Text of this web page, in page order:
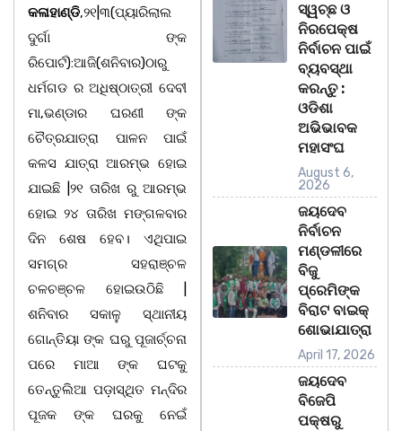
କଳାହାଣ୍ଡି,୨୧|୩(ପ୍ୟାରିଲାଲ
ଦୁର୍ଗା ଙ୍କ
ରିପୋର୍ଟ):ଆଜି(ଶନିବାର)ଠାରୁ
ଧର୍ମଗଡ ର ଅଧିଷ୍ଠାତ୍ରୀ ଦେବୀ
ମା,ଭଣ୍ଡାର ଘରଣୀ ଙ୍କ
ଚୈତ୍ରଯାତ୍ରା ପାଳନ ପାଇଁ
କଳସ ଯାତ୍ରା ଆରମ୍ଭ ହୋଇ
ଯାଇଛି |୨୧ ତାରିଖ ରୁ ଆରମ୍ଭ
ହୋଇ ୨୪ ତାରିଖ ମଙ୍ଗଳବାର
ଦିନ ଶେଷ ହେବ। ଏଥିପାଇ
ସମଗ୍ର ସହରାଞ୍ଚଳ
ଚଳଚଞ୍ଚଳ ହୋଇଉଠିଛି |
ଶନିବାର ସକାଳୁ ସ୍ଥାନୀୟ
ଗୋନ୍ତିୟା ଙ୍କ ଘରୁ ପୂଜାର୍ଚ୍ଚନା
ପରେ ମାଆ ଙ୍କ ଘଟକୁ
ତେନ୍ତୁଲିଆ ପଡ଼ାସ୍ଥିତ ମନ୍ଦିର
ପୂଜକ ଙ୍କ ଘରକୁ ନେଇଁ
ସ୍ୱଚ୍ଛ ଓ
ନିରପେକ୍ଷ
ନିର୍ବାଚନ ପାଇଁ
ବ୍ୟବସ୍ଥା
କରନ୍ତୁ :
ଓଡିଶା
ଅଭିଭାବକ
ମହାସଂଘ
August 6,
2026
ଜୟଦେବ
ନିର୍ବାଚନ
ମଣ୍ଡଳୀରେ
ବିଜୁ
ପ୍ରେମିଙ୍କ
ବିରାଟ ବାଇକ୍
ଶୋଭାଯାତ୍ରା
April 17, 2026
ଜୟଦେବ
ବିଜେପି
ପକ୍ଷରୁ